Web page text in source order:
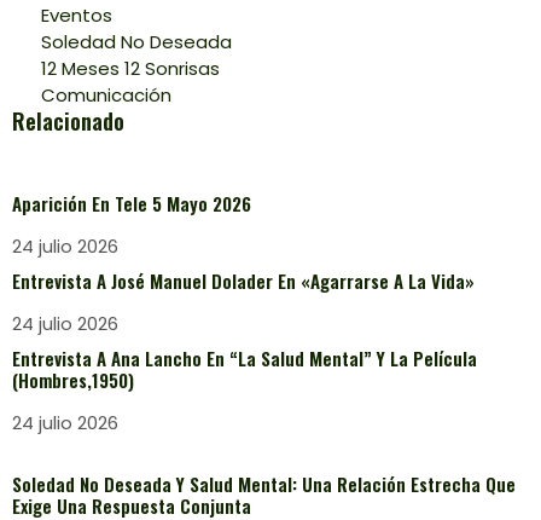
Eventos
Soledad No Deseada
12 Meses 12 Sonrisas
Comunicación
Relacionado
Aparición En Tele 5 Mayo 2026
24 julio 2026
Entrevista A José Manuel Dolader En «Agarrarse A La Vida»
24 julio 2026
Entrevista A Ana Lancho En “La Salud Mental” Y La Película
(Hombres,1950)
24 julio 2026
Soledad No Deseada Y Salud Mental: Una Relación Estrecha Que
Exige Una Respuesta Conjunta